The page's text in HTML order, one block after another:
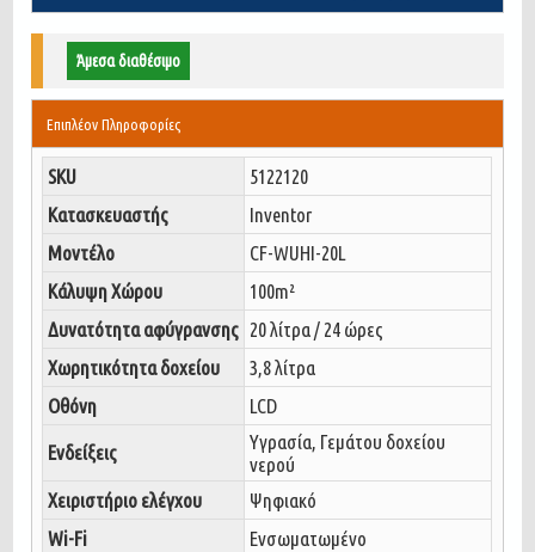
Άμεσα διαθέσιμο
Επιπλέον Πληροφορίες
SKU
5122120
Κατασκευαστής
Inventor
Μοντέλο
CF-WUHI-20L
Κάλυψη Χώρου
100m²
Δυνατότητα αφύγρανσης 20 λίτρα / 24 ώρες
Χωρητικότητα δοχείου
3,8 λίτρα
Οθόνη
LCD
Ενδείξεις
Υγρασία, Γεμάτου δοχείου
νερού
Χειριστήριο ελέγχου
Ψηφιακό
Wi-Fi
Ενσωματωμένο